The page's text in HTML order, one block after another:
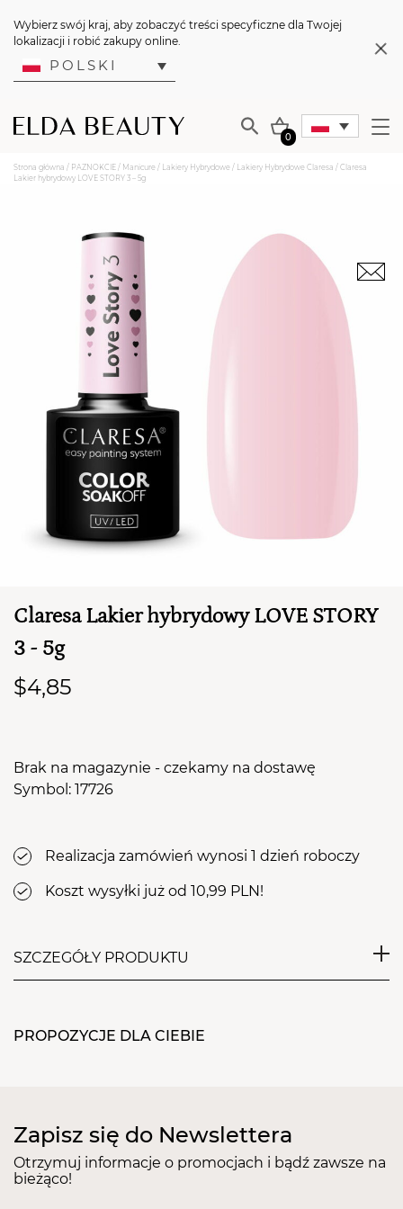
Wybierz swój kraj, aby zobaczyć treści specyficzne dla Twojej
lokalizacji i robić zakupy online.
POLSKI
0
Strona główna / PAZNOKCIE / Manicure / Lakiery Hybrydowe / Lakiery Hybrydowe Claresa / Claresa
Lakier hybrydowy LOVE STORY 3 – 5g
Claresa Lakier hybrydowy LOVE STORY
3 - 5g
$4,85
Brak na magazynie - czekamy na dostawę
Symbol: 17726
Realizacja zamówień wynosi 1 dzień roboczy
Koszt wysyłki już od 10,99 PLN!
SZCZEGÓŁY PRODUKTU
pudrowego różu. Będzie wspaniale współgrał z
WŁAŚCIWOŚCI:
bezproblemowa aplikacja, bez zalewania skórek
intensywny połysk
PROPOZYCJE DLA CIEBIE
Zapisz się do Newslettera
Otrzymuj informacje o promocjach i bądź zawsze na
bieżąco!